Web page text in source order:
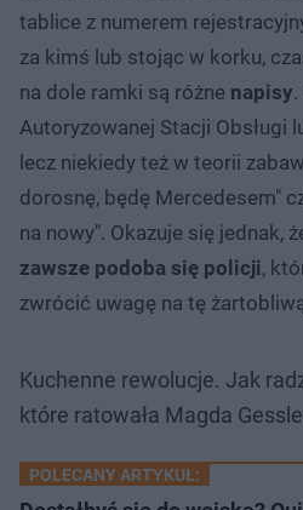
tablice z numerem
za kimś lub stojąc w korku,
na dole ramki są różne napisy
Autoryzowanej Stacji Obsługi
lecz niekiedy też w teorii
dorosnę, będę Mercedesem"
na nowy". Okazuje się jednak,
zawsze podoba się policji,
zwrócić uwagę na tę
Kuchenne rewolucje. Jak
które ratowała Magda
POLECANY ARTYKUŁ: